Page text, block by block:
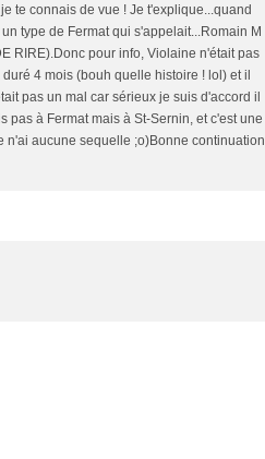
te connais de vue ! Je t'explique...quand
type de Fermat qui s'appelait...Romain M
RIRE).Donc pour info, Violaine n'était pas
4 mois (bouh quelle histoire ! lol) et il
pas un mal car sérieux je suis d'accord il
pas à Fermat mais à St-Sernin, et c'est une
n'ai aucune sequelle ;o)Bonne continuation